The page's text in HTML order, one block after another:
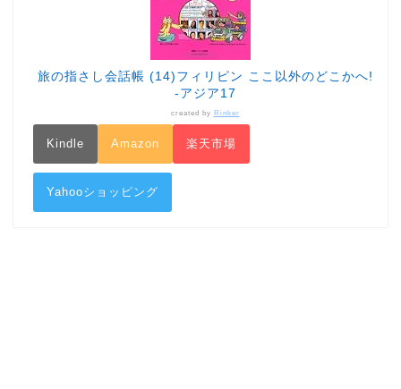
旅の指さし会話帳 (14)フィリピン ここ以外のどこかへ!
-アジア17
created by Rinker
Kindle Amazon 楽天市場
Yahooショッピング